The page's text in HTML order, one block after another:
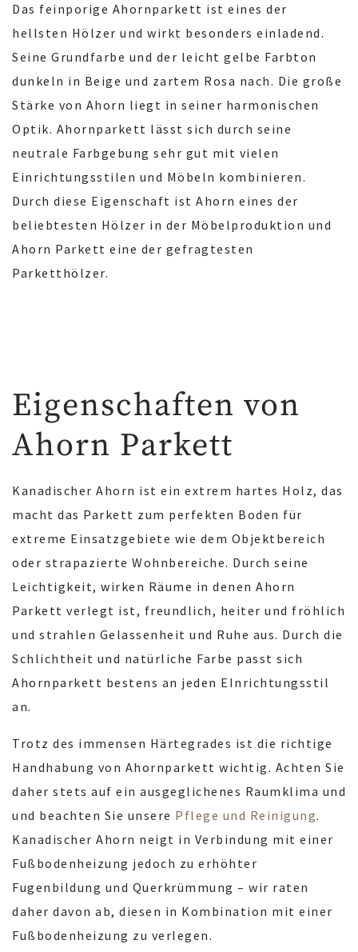
Das feinporige Ahornparkett ist eines der
hellsten Hölzer und wirkt besonders einladend.
Seine Grundfarbe und der leicht gelbe Farbton
dunkeln in Beige und zartem Rosa nach. Die große
Stärke von Ahorn liegt in seiner harmonischen
Optik. Ahornparkett lässt sich durch seine
neutrale Farbgebung sehr gut mit vielen
Einrichtungsstilen und Möbeln kombinieren.
Durch diese Eigenschaft ist Ahorn eines der
beliebtesten Hölzer in der Möbelproduktion und
Ahorn Parkett eine der gefragtesten
Parketthölzer.
Eigenschaften von
Ahorn Parkett
Kanadischer Ahorn ist ein extrem hartes Holz, das
macht das Parkett zum perfekten Boden für
extreme Einsatzgebiete wie dem Objektbereich
oder strapazierte Wohnbereiche. Durch seine
Leichtigkeit, wirken Räume in denen Ahorn
Parkett verlegt ist, freundlich, heiter und fröhlich
und strahlen Gelassenheit und Ruhe aus. Durch die
Schlichtheit und natürliche Farbe passt sich
Ahornparkett bestens an jeden EInrichtungsstil
an.
Trotz des immensen Härtegrades ist die richtige
Handhabung von Ahornparkett wichtig. Achten Sie
daher stets auf ein ausgeglichenes Raumklima und
und beachten Sie unsere Pflege und Reinigung.
Kanadischer Ahorn neigt in Verbindung mit einer
Fußbodenheizung jedoch zu erhöhter
Fugenbildung und Querkrümmung – wir raten
daher davon ab, diesen in Kombination mit einer
Fußbodenheizung zu verlegen.